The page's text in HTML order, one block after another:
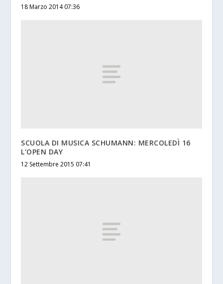
18 Marzo 2014 07:36
SCUOLA DI MUSICA SCHUMANN: MERCOLEDÌ 16
L’OPEN DAY
12 Settembre 2015 07:41